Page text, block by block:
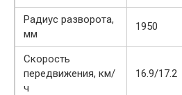
Радиус разворота,
мм
1950
Скорость
передвижения, км/
ч
16.9/17.2